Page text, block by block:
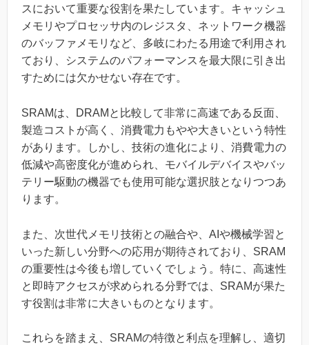
スにおいて重要な役割を果たしています。キャッシュ
メモリやプロセッサ内のレジスタ、ネットワーク機器
のバッファメモリなど、多岐にわたる用途で利用され
ており、システムのパフォーマンスを最大限に引き出
すためには欠かせない存在です。
SRAMは、DRAMと比較して非常に高速である反面、
製造コストが高く、消費電力もやや大きいという特性
があります。しかし、技術の進化により、消費電力の
低減や高密度化が進められ、モバイルデバイスやバッ
テリー駆動の機器でも使用可能な選択肢となりつつあ
ります。
また、次世代メモリ技術との融合や、AIや機械学習と
いった新しい分野への応用が期待されており、SRAM
の重要性は今後も増していくでしょう。特に、高速性
と即時アクセスが求められる分野では、SRAMが果た
す役割は非常に大きいものとなります。
これらを踏まえ、SRAMの特徴と利点を理解し、適切